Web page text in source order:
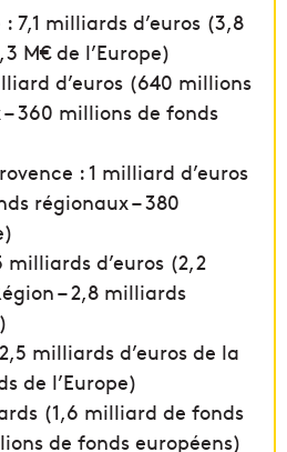
7,1 milliards d’euros (3,8
M€ de l’Europe)
d’euros (640 millions
360 millions de fonds
: 1 milliard d’euros
régionaux – 380
d’euros (2,2
– 2,8 milliards
milliards d’euros de la
de l’Europe)
(1,6 milliard de fonds
de fonds européens)